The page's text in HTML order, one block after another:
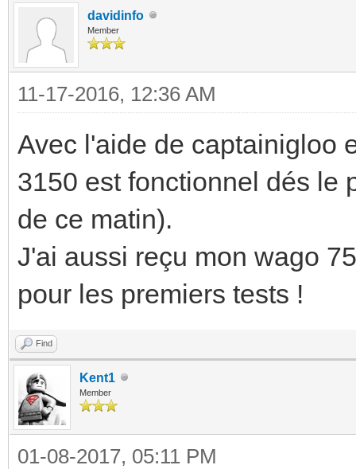
davidinfo
Member
11-17-2016, 12:36 AM
Avec l'aide de captainigloo
3150 est fonctionnel dés le
de ce matin).
J'ai aussi reçu mon wago
pour les premiers tests !
Find
Kent1
Member
01-08-2017, 05:11 PM